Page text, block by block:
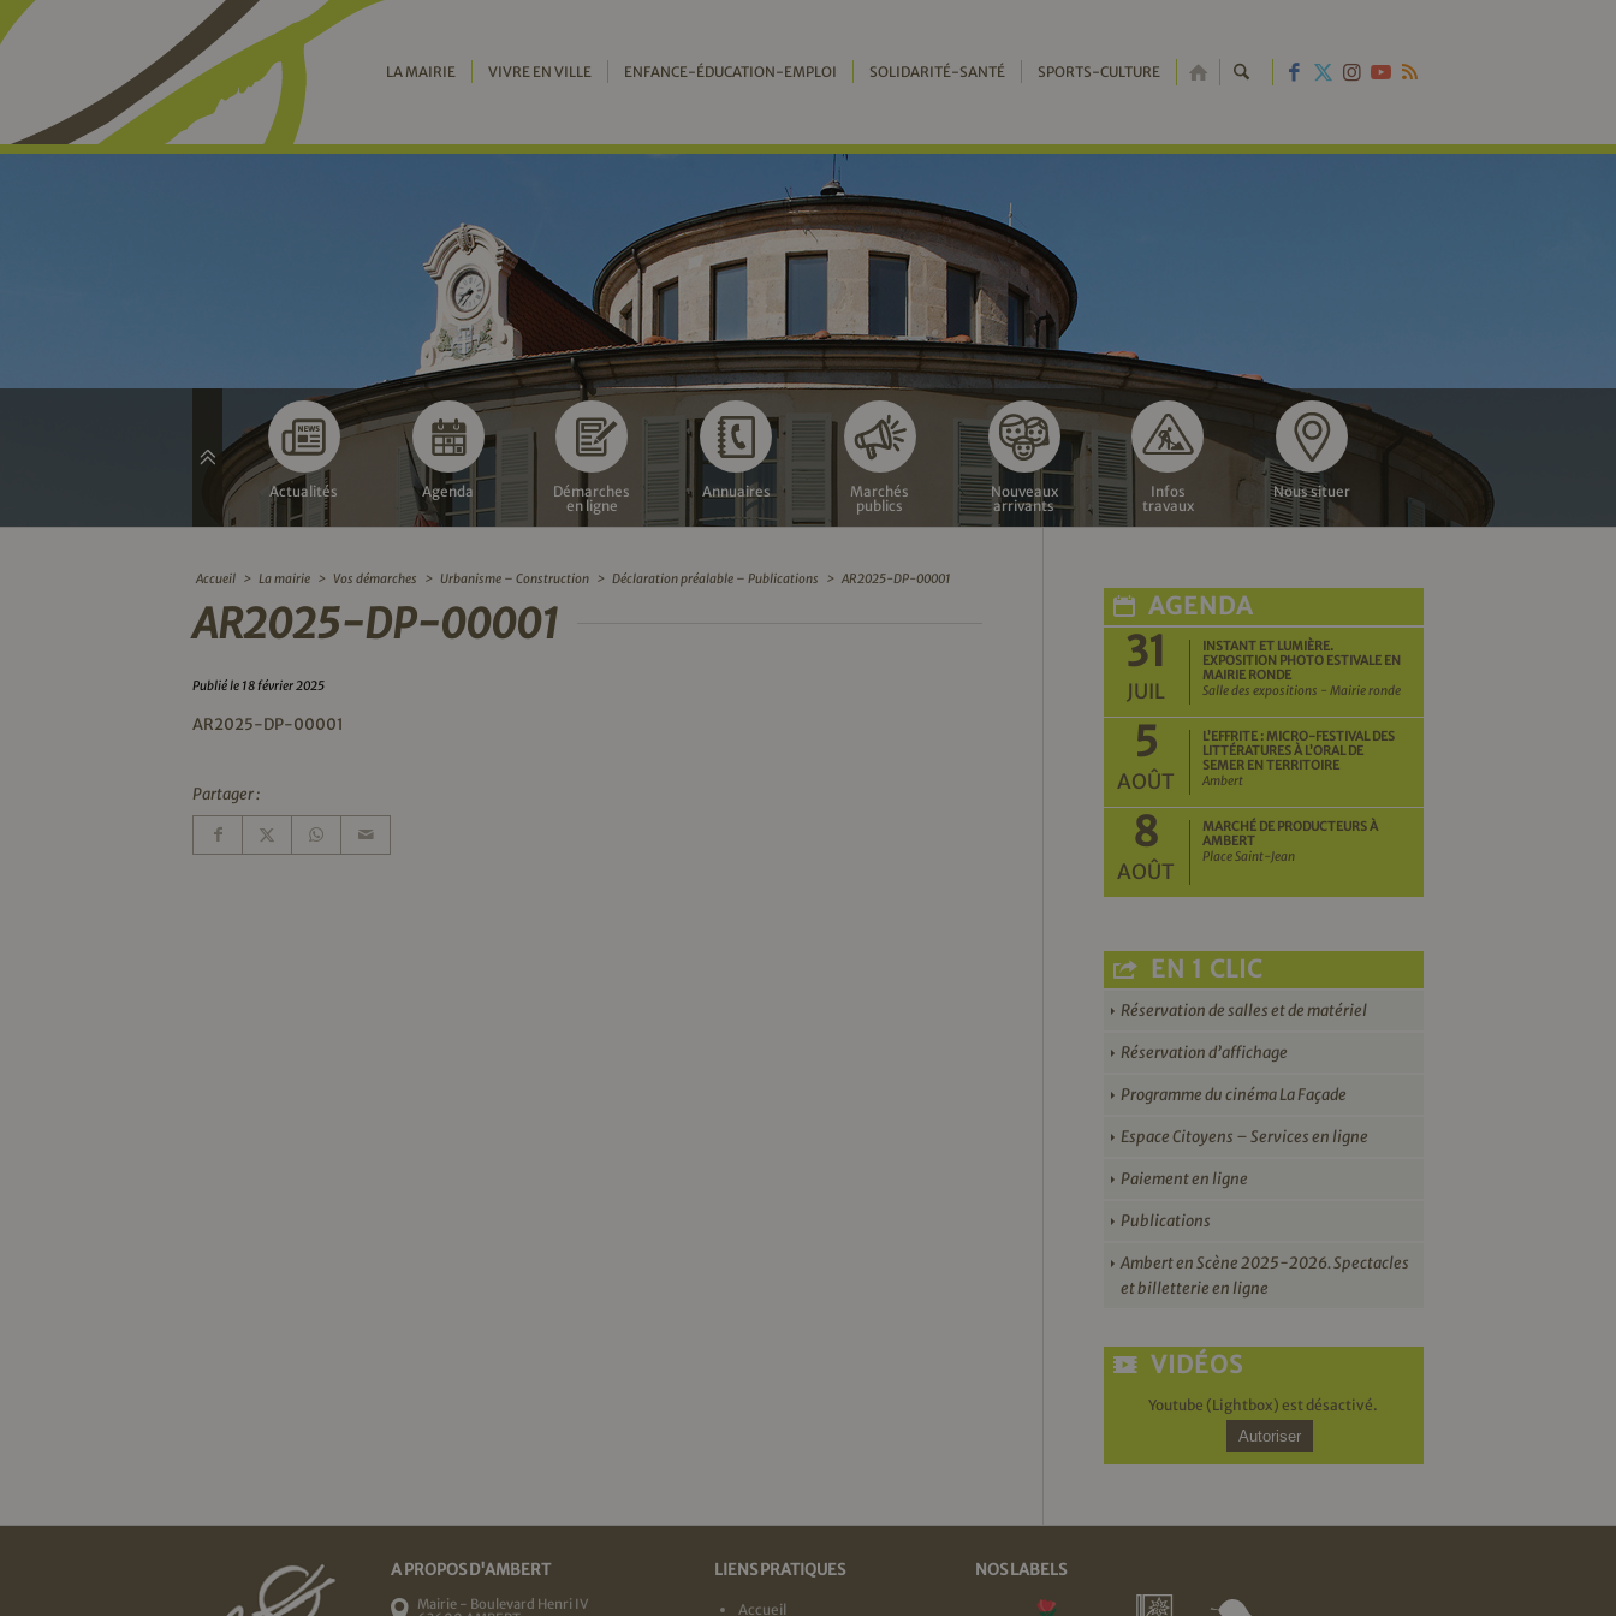
LA MAIRIE VIVRE EN VILLE ENFANCE-ÉDUCATION-EMPLOI SOLIDARITÉ-SANTÉ SPORTS-CULTURE RETOUR
Actualités Agenda
Démarches
en ligne
Annuaires
Marchés
publics
Nouveaux
arrivants
Infos
travaux
Nous situer
Accueil > La mairie > Vos démarches > Urbanisme – Construction > Déclaration préalable – Publications > AR2025-DP-00001
AR2025-DP-00001
Publié le 18 février 2025
AR2025-DP-00001
Partager :
AGENDA
31
JUIL
INSTANT ET LUMIÈRE.
EXPOSITION PHOTO ESTIVALE EN
MAIRIE RONDE
Salle des expositions - Mairie ronde
5
AOÛT
L’EFFRITE : MICRO-FESTIVAL DES
LITTÉRATURES À L’ORAL DE
SEMER EN TERRITOIRE
Ambert
8
AOÛT
MARCHÉ DE PRODUCTEURS À
AMBERT
Place Saint-Jean
EN 1 CLIC
Réservation de salles et de matériel
Réservation d’affichage
Programme du cinéma La Façade
Espace Citoyens – Services en ligne
Paiement en ligne
Publications
Ambert en Scène 2025-2026. Spectacles
et billetterie en ligne
VIDÉOS
Youtube (Lightbox) est désactivé.
Autoriser
A PROPOS D'AMBERT
Mairie - Boulevard Henri IV
LIENS PRATIQUES
Accueil
NOS LABELS